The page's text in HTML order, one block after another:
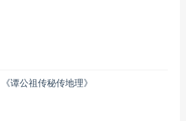
《谭公祖传秘传地理》